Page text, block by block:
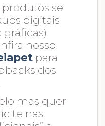
se
digitais
nosso
para
dos
mas quer
nas